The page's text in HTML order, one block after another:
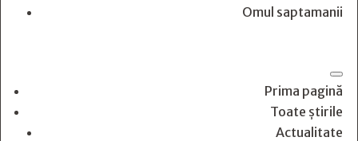
Omul saptamanii
Prima pagină
Toate știrile
Actualitate